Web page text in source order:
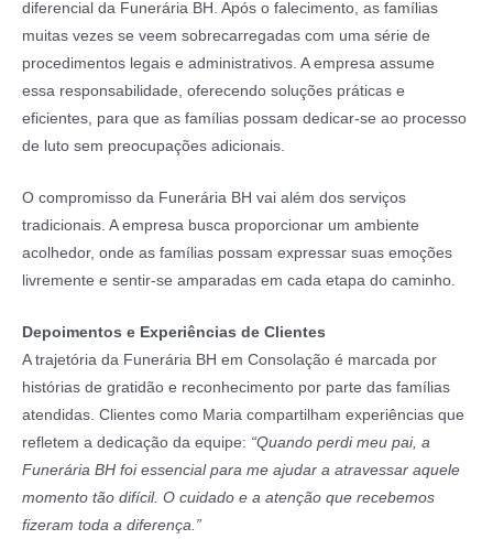
diferencial da Funerária BH. Após o falecimento, as famílias
muitas vezes se veem sobrecarregadas com uma série de
procedimentos legais e administrativos. A empresa assume
essa responsabilidade, oferecendo soluções práticas e
eficientes, para que as famílias possam dedicar-se ao processo
de luto sem preocupações adicionais.
O compromisso da Funerária BH vai além dos serviços
tradicionais. A empresa busca proporcionar um ambiente
acolhedor, onde as famílias possam expressar suas emoções
livremente e sentir-se amparadas em cada etapa do caminho.
Depoimentos e Experiências de Clientes
A trajetória da Funerária BH em Consolação é marcada por
histórias de gratidão e reconhecimento por parte das famílias
atendidas. Clientes como Maria compartilham experiências que
refletem a dedicação da equipe: “Quando perdi meu pai, a
Funerária BH foi essencial para me ajudar a atravessar aquele
momento tão difícil. O cuidado e a atenção que recebemos
fizeram toda a diferença.”